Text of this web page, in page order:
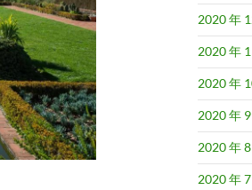
2020 年
2020 年
2020 年
2020 年 9
2020 年 8
2020 年 7